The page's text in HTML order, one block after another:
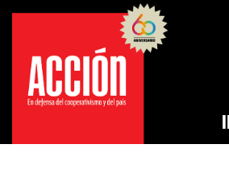
Saltar
contenido